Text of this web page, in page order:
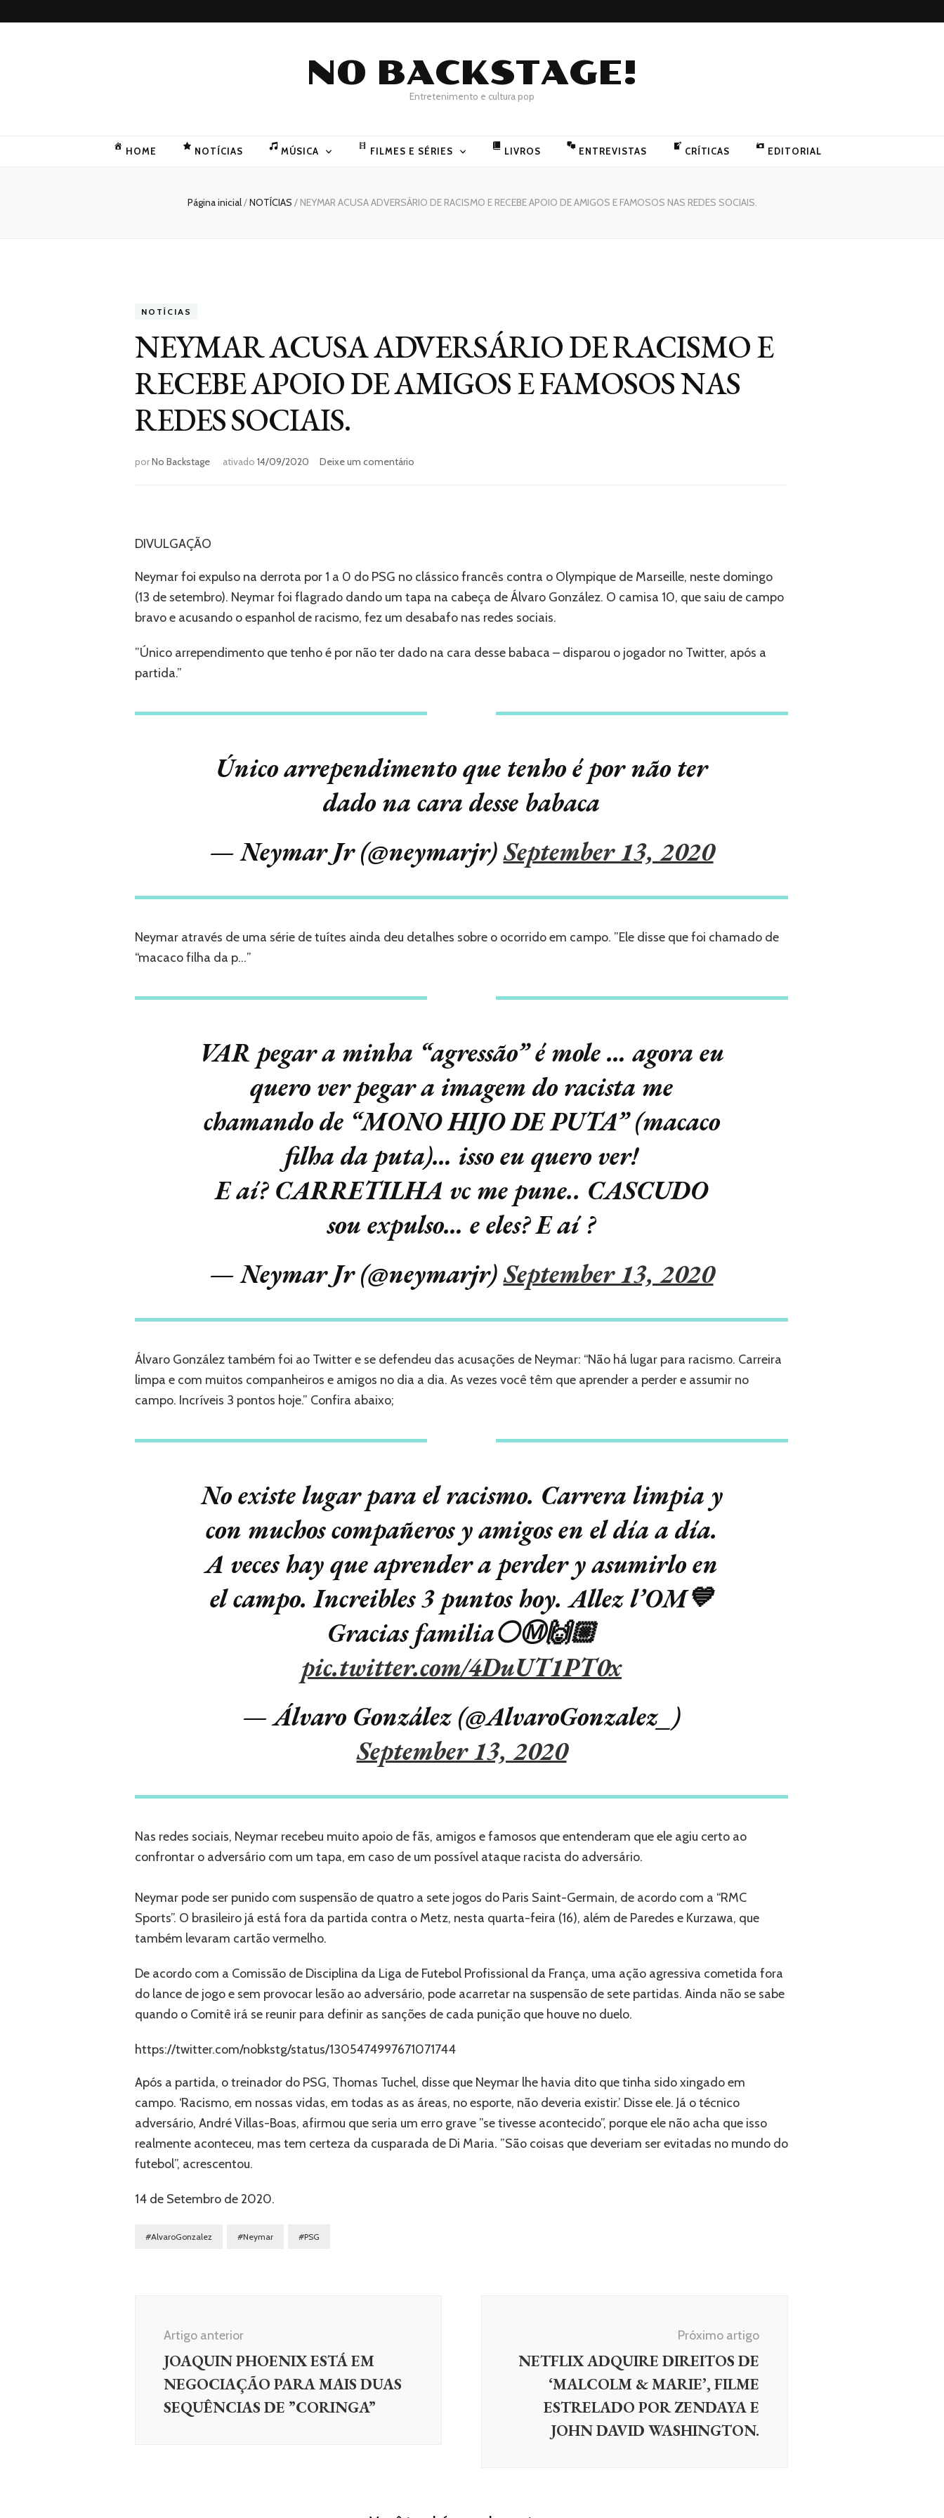
NO BACKSTAGE!
Entretenimento e cultura pop
HOME NOTÍCIAS MÚSICA FILMES E SÉRIES LIVROS ENTREVISTAS CRÍTICAS EDITORIAL
Página inicial/NOTÍCIAS / NEYMAR ACUSA ADVERSÁRIO DE RACISMO E RECEBE APOIO DE AMIGOS E FAMOSOS NAS REDES SOCIAIS.
NOTÍCIAS
NEYMAR ACUSA ADVERSÁRIO DE RACISMO E
RECEBE APOIO DE AMIGOS E FAMOSOS NAS
REDES SOCIAIS.
porNo Backstage ativado 14/09/2020 Deixe um comentário
APOIO
DE
AMIGOS
E
NAS
DIVULGAÇÃO
Neymar foi expulso na derrota por 1 a 0 do PSG no clássico francês contra o Olympique de Marseille, neste domingo
(13 de setembro). Neymar foi flagrado dando um tapa na cabeça de Álvaro González. O camisa 10, que saiu de campo
bravo e acusando o espanhol de racismo, fez um desabafo nas redes sociais.
”Único arrependimento que tenho é por não ter dado na cara desse babaca – disparou o jogador no Twitter, após a
partida.”
Único arrependimento que tenho é por não ter
dado na cara desse babaca
— Neymar Jr (@neymarjr)September 13, 2020
Neymar através de uma série de tuítes ainda deu detalhes sobre o ocorrido em campo. ”Ele disse que foi chamado de
“macaco filha da p…”
VAR pegar a minha “agressão” é mole … agora eu
quero ver pegar a imagem do racista me
chamando de “MONO HIJO DE PUTA” (macaco
filha da puta)… isso eu quero ver!
E aí? CARRETILHA vc me pune.. CASCUDO
sou expulso… e eles? E aí ?
— Neymar Jr (@neymarjr)September 13, 2020
Álvaro González também foi ao Twitter e se defendeu das acusações de Neymar: “Não há lugar para racismo. Carreira
limpa e com muitos companheiros e amigos no dia a dia. As vezes você têm que aprender a perder e assumir no
campo. Incríveis 3 pontos hoje.” Confira abaixo;
No existe lugar para el racismo. Carrera limpia y
con muchos compañeros y amigos en el día a día.
A veces hay que aprender a perder y asumirlo en
el campo. Increibles 3 puntos hoy. Allez l’OM💙
Gracias familia⚪️Ⓜ️🙌🏼
pic.twitter.com/4DuUT1PT0x
— Álvaro González (@AlvaroGonzalez_)
September 13, 2020
Nas redes sociais, Neymar recebeu muito apoio de fãs, amigos e famosos que entenderam que ele agiu certo ao
confrontar o adversário com um tapa, em caso de um possível ataque racista do adversário.
Neymar pode ser punido com suspensão de quatro a sete jogos do Paris Saint-Germain, de acordo com a “RMC
Sports”. O brasileiro já está fora da partida contra o Metz, nesta quarta-feira (16), além de Paredes e Kurzawa, que
também levaram cartão vermelho.
De acordo com a Comissão de Disciplina da Liga de Futebol Profissional da França, uma ação agressiva cometida fora
do lance de jogo e sem provocar lesão ao adversário, pode acarretar na suspensão de sete partidas. Ainda não se sabe
quando o Comitê irá se reunir para definir as sanções de cada punição que houve no duelo.
https://twitter.com/nobkstg/status/1305474997671071744
Após a partida, o treinador do PSG, Thomas Tuchel, disse que Neymar lhe havia dito que tinha sido xingado em
campo. ‘Racismo, em nossas vidas, em todas as as áreas, no esporte, não deveria existir.’ Disse ele. Já o técnico
adversário, André Villas-Boas, afirmou que seria um erro grave ”se tivesse acontecido”, porque ele não acha que isso
realmente aconteceu, mas tem certeza da cusparada de Di Maria. ”São coisas que deveriam ser evitadas no mundo do
futebol”, acrescentou.
14 de Setembro de 2020.
#AlvaroGonzalez #Neymar #PSG
postArtigo anterior
JOAQUIN PHOENIX ESTÁ EM
NEGOCIAÇÃO PARA MAIS DUAS
SEQUÊNCIAS DE ”CORINGA”
Próximo artigo
NETFLIX ADQUIRE DIREITOS DE
‘MALCOLM & MARIE’, FILME
ESTRELADO POR ZENDAYA E
JOHN DAVID WASHINGTON.
Twitter apresentadora que a